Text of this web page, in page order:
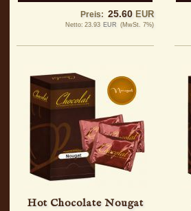
Preis: 25.60 EUR
Netto: 23.93 EUR (MwSt. 7%)
Hot Chocolate Nougat